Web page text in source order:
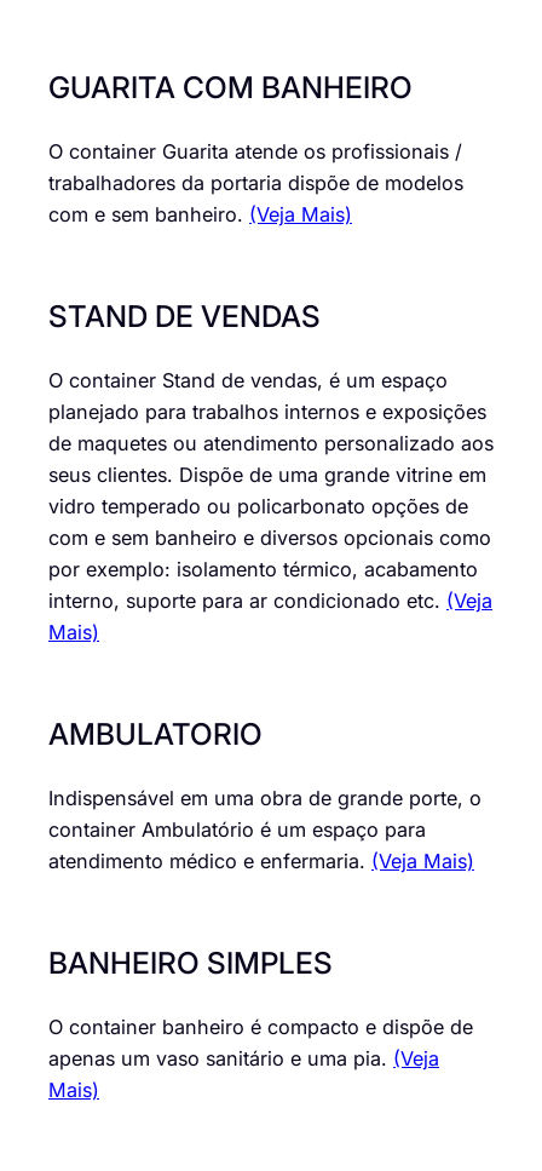
GUARITA COM BANHEIRO
O container Guarita atende os profissionais /
trabalhadores da portaria dispõe de modelos
com e sem banheiro. (Veja Mais)
STAND DE VENDAS
O container Stand de vendas, é um espaço
planejado para trabalhos internos e exposições
de maquetes ou atendimento personalizado aos
seus clientes. Dispõe de uma grande vitrine em
vidro temperado ou policarbonato opções de
com e sem banheiro e diversos opcionais como
por exemplo: isolamento térmico, acabamento
interno, suporte para ar condicionado etc. (Veja
Mais)
AMBULATORIO
Indispensável em uma obra de grande porte, o
container Ambulatório é um espaço para
atendimento médico e enfermaria. (Veja Mais)
BANHEIRO SIMPLES
O container banheiro é compacto e dispõe de
apenas um vaso sanitário e uma pia. (Veja
Mais)